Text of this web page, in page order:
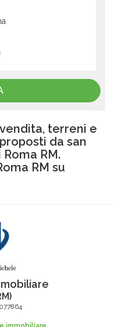
terreni e
da san
RM.
RM su
)